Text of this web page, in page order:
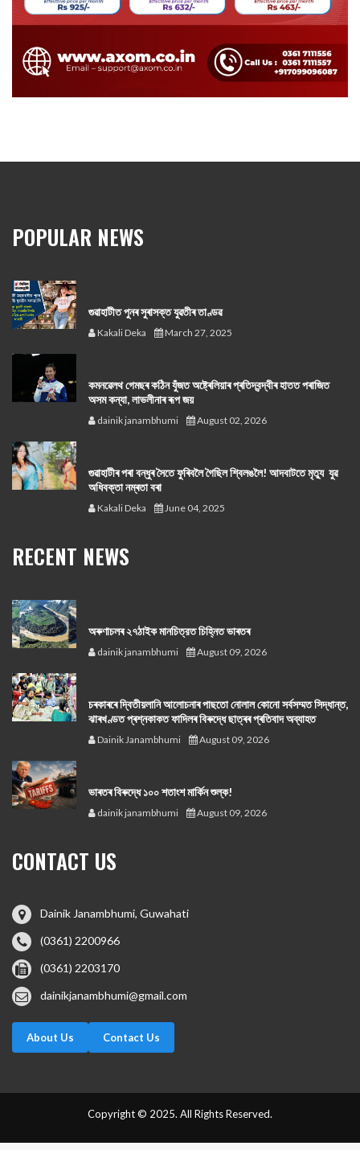
POPULAR NEWS
গুৱাহাটীত পুনৰ সুৰাসক্ত যুৱতীৰ তাণ্ডৱ
Kakali Deka March 27, 2025
কমনৱেলথ গেমছৰ কঠিন যুঁজত অষ্ট্ৰেলিয়াৰ প্ৰতিদ্বন্দ্বীৰ হাতত পৰাজিত
অসম কন্যা, লাভলীনাৰ ৰূপ জয়
dainik janambhumi August 02, 2026
গুৱাহাটীৰ পৰা বন্ধুৰ সৈতে ফুৰিবলৈ গৈছিল শ্বিলঙলৈ! আদবাটতে মৃত্যু যুৱ
অধিবক্তা নম্ৰতা বৰা
Kakali Deka June 04, 2025
RECENT NEWS
অৰুণাচলৰ ২৭ঠাইক মানচিত্রত চিহ্নিত ভাৰতৰ
dainik janambhumi August 09, 2026
চৰকাৰৰে দ্বিতীয়লানি আলোচনাৰ পাছতো নোলাল কোনো সর্বসম্মত সিদ্ধান্ত,
ঝাৰখণ্ডত প্ৰশ্নকাকত ফাদিলৰ বিৰুদ্ধে ছাত্ৰৰ প্ৰতিবাদ অব্যাহত
Dainik Janambhumi August 09, 2026
ভাৰতৰ বিৰুদ্ধে ১০০ শতাংশ মার্কিন শুল্ক!
dainik janambhumi August 09, 2026
CONTACT US
Dainik Janambhumi, Guwahati
(0361) 2200966
(0361) 2203170
dainikjanambhumi@gmail.com
About Us Contact Us
Copyright © 2025. All Rights Reserved.